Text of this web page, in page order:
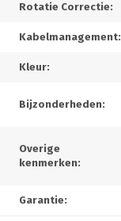
Rotatie Correctie:
Kabelmanagement:
Kleur:
Bijzonderheden:
Overige
kenmerken:
Garantie: